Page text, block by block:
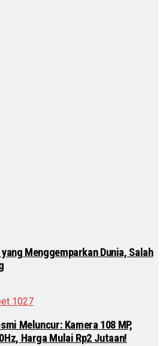
Menggemparkan Dunia, Salah
1027
Meluncur: Kamera 108 MP,
Harga Mulai Rp2 Jutaan!